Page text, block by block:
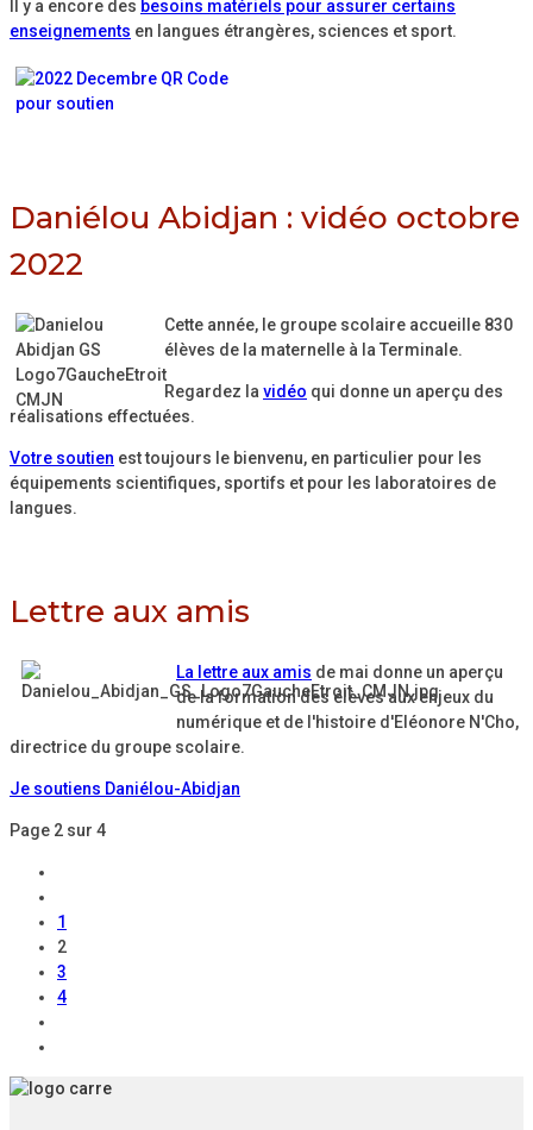
Il y a encore des besoins matériels pour assurer certains
enseignements en langues étrangères, sciences et sport.
Daniélou Abidjan : vidéo octobre
2022
Cette année, le groupe scolaire accueille 830
élèves de la maternelle à la Terminale.
Regardez lavidéo qui donne un aperçu des
réalisations effectuées.
Votre soutien est toujours le bienvenu, en particulier pour les
équipements scientifiques, sportifs et pour les laboratoires de
langues.
Lettre aux amis
La lettre aux amis de mai donne un aperçu
de la formation des élèves aux enjeux du
numérique et de l'histoire d'Eléonore N'Cho,
directrice du groupe scolaire.
Je soutiens Daniélou-Abidjan
Page 2 sur 4
1
2
3
4